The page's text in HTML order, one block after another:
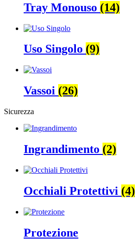
Tray Monouso (14)
Uso Singolo (9)
Vassoi (26)
Sicurezza
Ingrandimento (2)
Occhiali Protettivi (4)
Protezione